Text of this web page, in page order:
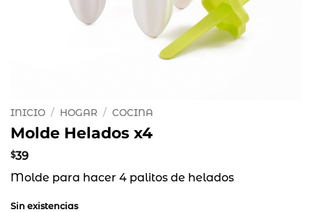
INICIO / HOGAR / COCINA
Molde Helados x4
$39
Molde para hacer 4 palitos de helados
Sin existencias